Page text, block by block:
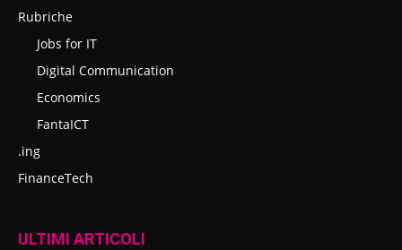
Rubriche
Jobs for IT
Digital Communication
Economics
FantaICT
.ing
FinanceTech
ULTIMI ARTICOLI